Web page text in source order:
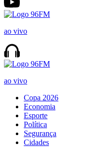
ao vivo
ao vivo
Copa 2026
Economia
Esporte
Política
Segurança
Cidades